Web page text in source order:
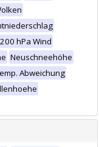
200 hPa Wind
Neuschneehöhe
Abweichung